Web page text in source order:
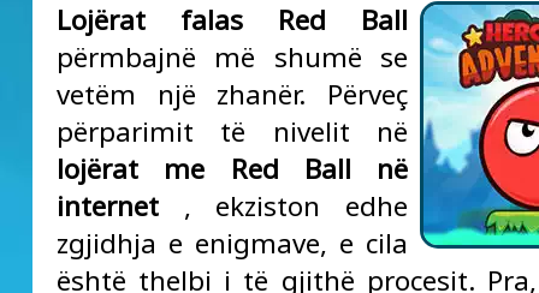
Lojërat falas Red Ball
përmbajnë më shumë se
vetëm një zhanër. Përveç
përparimit të nivelit në
lojërat me Red Ball në
internet, ekziston edhe
zgjidhja e enigmave, e cila
është thelbi i të gjithë procesit.